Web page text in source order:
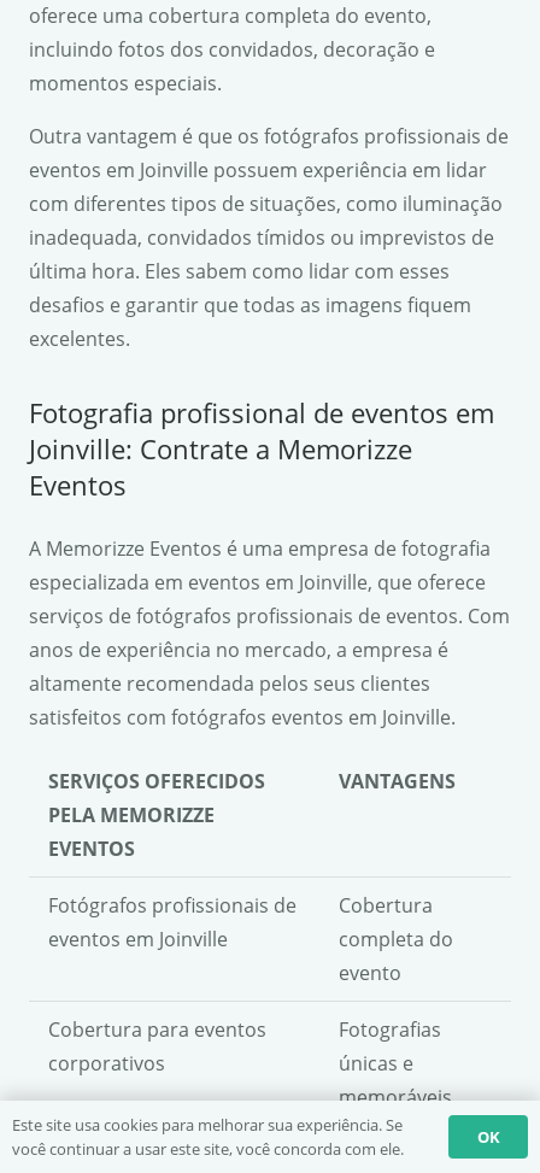
oferece uma cobertura completa do evento,
incluindo fotos dos convidados, decoração e
momentos especiais.
Outra vantagem é que os fotógrafos profissionais de
eventos em Joinville possuem experiência em lidar
com diferentes tipos de situações, como iluminação
inadequada, convidados tímidos ou imprevistos de
última hora. Eles sabem como lidar com esses
desafios e garantir que todas as imagens fiquem
excelentes.
Fotografia profissional de eventos em
Joinville: Contrate a Memorizze
Eventos
A Memorizze Eventos é uma empresa de fotografia
especializada em eventos em Joinville, que oferece
serviços de fotógrafos profissionais de eventos. Com
anos de experiência no mercado, a empresa é
altamente recomendada pelos seus clientes
satisfeitos com fotógrafos eventos em Joinville.
SERVIÇOS OFERECIDOS
PELA MEMORIZZE
EVENTOS
VANTAGENS
Fotógrafos profissionais de
eventos em Joinville
Cobertura
completa do
evento
Cobertura para eventos
corporativos
Fotografias
únicas e
memoráveis
Fotografia profissional de Experiência e
Este site usa cookies para melhorar sua experiência. Se
você continuar a usar este site, você concorda com ele.
OK